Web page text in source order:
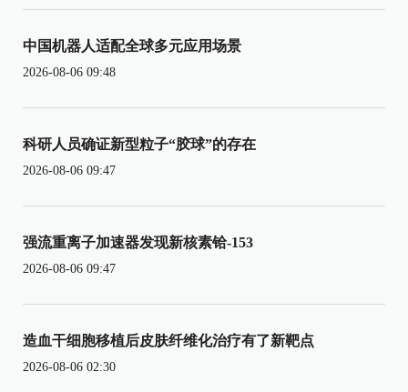
中国机器人适配全球多元应用场景
2026-08-06 09:48
科研人员确证新型粒子“胶球”的存在
2026-08-06 09:47
强流重离子加速器发现新核素铪-153
2026-08-06 09:47
造血干细胞移植后皮肤纤维化治疗有了新靶点
2026-08-06 02:30